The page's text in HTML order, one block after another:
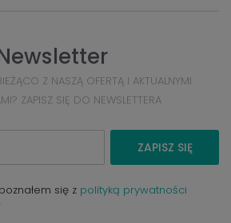
Z NASZĄ OFERTĄ I AKTUALNYMI
ZAPISZ SIĘ DO NEWSLETTERA
ZAPISZ SIĘ
się z polityką prywatności